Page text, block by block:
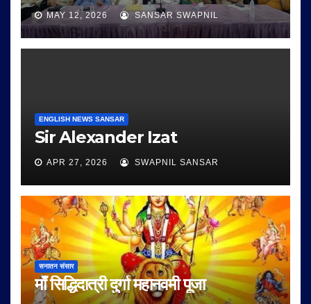
MAY 12, 2026 SANSAR SWAPNIL
ENGLISH NEWS SANSAR
Sir Alexander Izat
APR 27, 2026 SWAPNIL SANSAR
सनातन संसार
माँ सिद्धिदात्री दुर्गा महानवमी पूजा